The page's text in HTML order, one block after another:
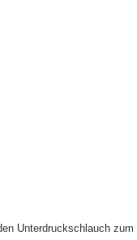
Unterdruckschlauch zum